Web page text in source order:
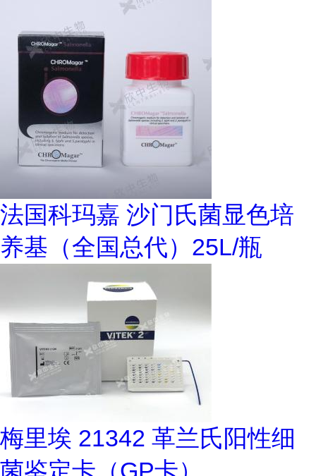
法国科玛嘉 沙门氏菌显色培
养基（全国总代）25L/瓶
梅里埃 21342 革兰氏阳性细
菌鉴定卡（GP卡）